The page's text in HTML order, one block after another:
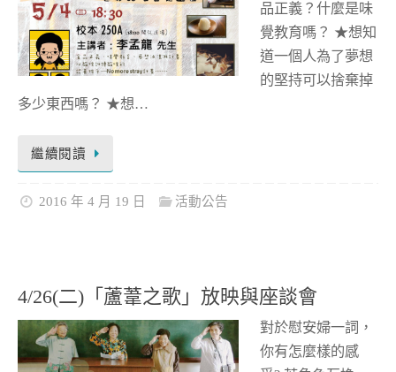
品正義？什麼是味
覺教育嗎？ ★想知
道一個人為了夢想
的堅持可以捨棄掉
多少東西嗎？ ★想…
繼續閱讀
2016 年 4 月 19 日 活動公告
4/26(二)「蘆葦之歌」放映與座談會
對於慰安婦一詞，
你有怎麼樣的感